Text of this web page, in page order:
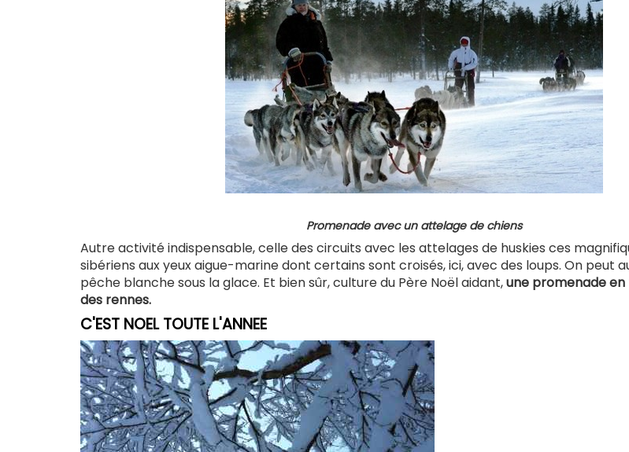
Promenade avec un attelage de chiens
Autre activité indispensable, celle des circuits avec les attelages de huskies ces
sibériens aux yeux aigue-marine dont certains sont croisés, ici, avec des loups. On peut
pêche blanche sous la glace. Et bien sûr, culture du Père Noël aidant,une promenade
des rennes.
C'EST NOEL TOUTE L'ANNEE